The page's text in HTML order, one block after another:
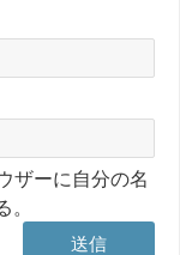
ザーに自分の名
。